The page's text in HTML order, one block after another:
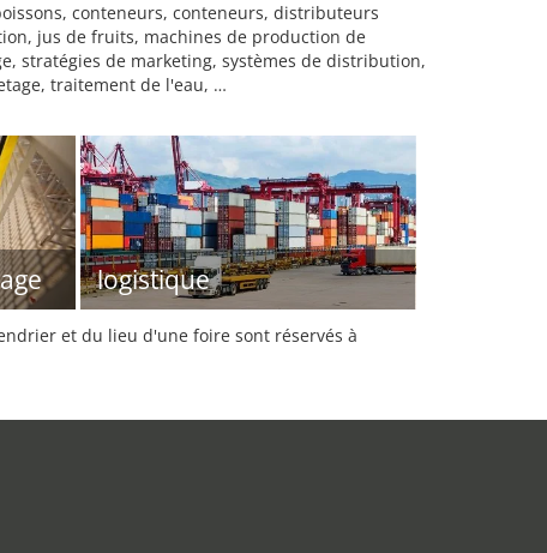
conteneurs, conteneurs, distributeurs
jus de fruits, machines de production de
stratégies de marketing, systèmes de distribution,
traitement de l'eau, …
logistique
et du lieu d'une foire sont réservés à